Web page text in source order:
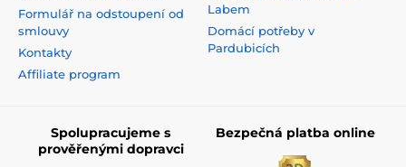
Formulář na odstoupení od
smlouvy
Kontakty
Affiliate program
Labem
Domácí potřeby v
Pardubicích
Spolupracujeme s
prověřenými dopravci
Bezpečná platba online